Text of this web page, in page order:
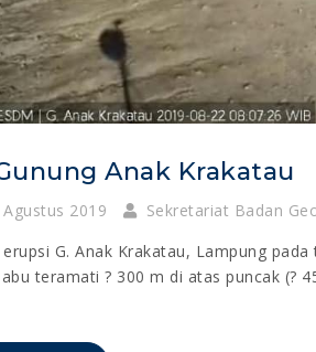
Anak Krakatau
2019
Sekretariat Badan
G. Anak Krakatau, Lampung
teramati ? 300 m di atas puncak (?